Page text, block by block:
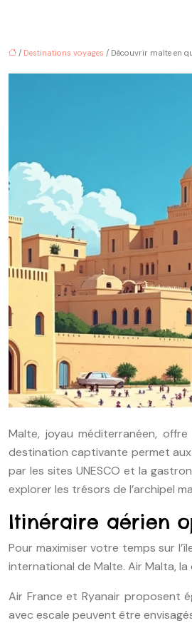
/ Destinations voyages / Découvrir malte en
Malte, joyau méditerranéen,
destination captivante permet aux
par les sites UNESCO et la
explorer les trésors de l’archipel
Itinéraire aérien
Pour maximiser votre temps sur
international de Malte. Air Malta, la
Air France et Ryanair proposent
avec escale peuvent être